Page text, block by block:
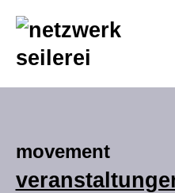
springen
movement